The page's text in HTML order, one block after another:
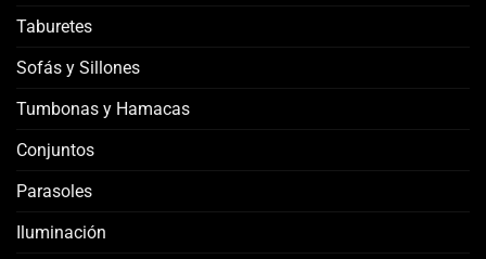
Taburetes
Sofás y Sillones
Tumbonas y Hamacas
Conjuntos
Parasoles
Iluminación